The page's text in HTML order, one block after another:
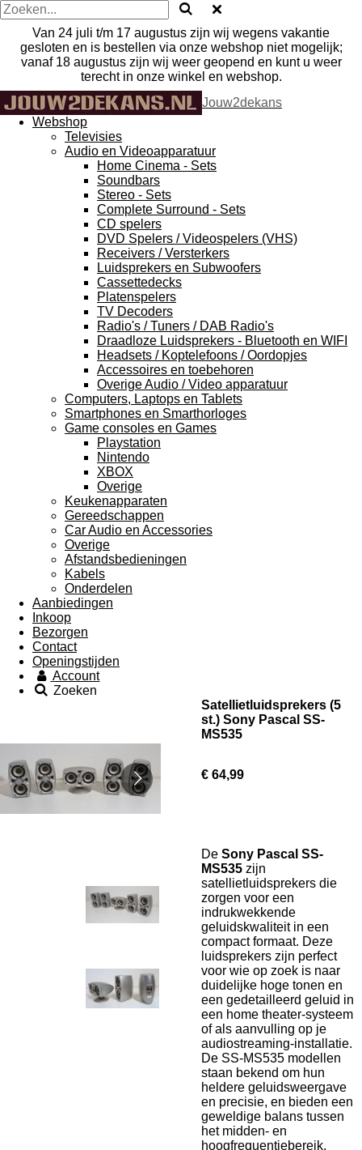
Van 24 juli t/m 17 augustus zijn wij wegens vakantie
gesloten en is bestellen via onze webshop niet mogelijk;
vanaf 18 augustus zijn wij weer geopend en kunt u weer
terecht in onze winkel en webshop.
Jouw2dekans
Webshop
Televisies
Audio en Videoapparatuur
Home Cinema - Sets
Soundbars
Stereo - Sets
Complete Surround - Sets
CD spelers
DVD Spelers / Videospelers (VHS)
Receivers / Versterkers
Luidsprekers en Subwoofers
Cassettedecks
Platenspelers
TV Decoders
Radio's / Tuners / DAB Radio's
Draadloze Luidsprekers - Bluetooth en WIFI
Headsets / Koptelefoons / Oordopjes
Accessoires en toebehoren
Overige Audio / Video apparatuur
Computers, Laptops en Tablets
Smartphones en Smarthorloges
Game consoles en Games
Playstation
Nintendo
XBOX
Overige
Keukenapparaten
Gereedschappen
Car Audio en Accessories
Overige
Afstandsbedieningen
Kabels
Onderdelen
Aanbiedingen
Inkoop
Bezorgen
Contact
Openingstijden
Account
Zoeken
Satellietluidsprekers (5
st.) Sony Pascal SS-
MS535
€ 64,99
De Sony Pascal SS-
MS535 zijn
satellietluidsprekers die
zorgen voor een
indrukwekkende
geluidskwaliteit in een
compact formaat. Deze
luidsprekers zijn perfect
voor wie op zoek is naar
duidelijke hoge tonen en
een gedetailleerd geluid in
een home theater-systeem
of als aanvulling op je
audiostreaming-installatie.
De SS-MS535 modellen
staan bekend om hun
heldere geluidsweergave
en precisie, en bieden een
geweldige balans tussen
het midden- en
hoogfrequentiebereik.